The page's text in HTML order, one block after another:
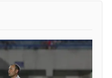
Phạm Quốc Thắng,
355 932